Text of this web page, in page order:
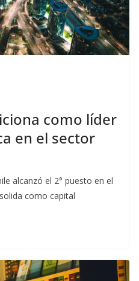
como líder
en el sector
alcanzó el 2° puesto en el
como capital